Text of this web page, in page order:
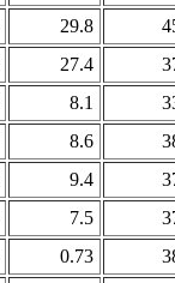
29.8
27.4
8.1
8.6
9.4
7.5
0.73